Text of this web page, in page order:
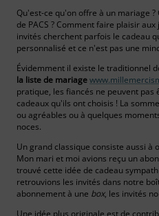
Qu'est-ce qu'on offre à un mariage
de PACS ? Comment faire plaisir
invités cherchent parfois le cadeau
personnalisé et ce n'est pas une
Évidemment il existe le traditionnel
la liste de mariage
pratique, les fiancés ne peuvent
cadeaux qu'ils ont choisis ! La
ou agréables ou à quelques
noces.
Un grand classique consiste aussi à
Mon mari et moi avions reçu un
trouvé cette idée de cadeau
retrouvions les invités dans notre
abonnement à une box, les invités
Une idée plus originale est de